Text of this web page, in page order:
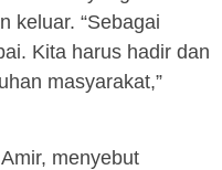
keluar. “Sebagai
Kita harus hadir dan
masyarakat,”
menyebut